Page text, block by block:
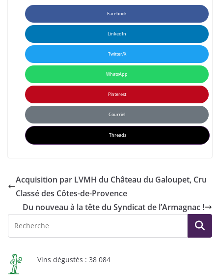
Facebook
LinkedIn
Twitter/X
WhatsApp
Pinterest
Courriel
Threads
Acquisition par LVMH du Château du Galoupet, Cru
Classé des Côtes-de-Provence
Du nouveau à la tête du Syndicat de l’Armagnac !
Vins dégustés : 38 084